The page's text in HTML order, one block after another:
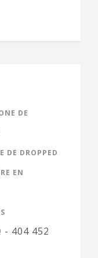
DE
DE DROPPED
EN
- 404 452